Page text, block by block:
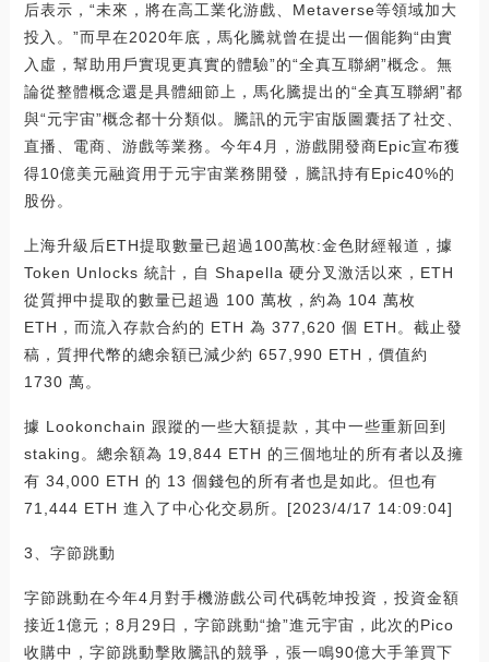
后表示，“未來，將在高工業化游戲、Metaverse等領域加大
投入。”而早在2020年底，馬化騰就曾在提出一個能夠“由實
入虛，幫助用戶實現更真實的體驗”的“全真互聯網”概念。無
論從整體概念還是具體細節上，馬化騰提出的“全真互聯網”都
與“元宇宙”概念都十分類似。騰訊的元宇宙版圖囊括了社交、
直播、電商、游戲等業務。今年4月，游戲開發商Epic宣布獲
得10億美元融資用于元宇宙業務開發，騰訊持有Epic40%的
股份。
上海升級后ETH提取數量已超過100萬枚:金色財經報道，據
Token Unlocks 統計，自 Shapella 硬分叉激活以來，ETH
從質押中提取的數量已超過 100 萬枚，約為 104 萬枚
ETH，而流入存款合約的 ETH 為 377,620 個 ETH。截止發
稿，質押代幣的總余額已減少約 657,990 ETH，價值約
1730 萬。
據 Lookonchain 跟蹤的一些大額提款，其中一些重新回到
staking。總余額為 19,844 ETH 的三個地址的所有者以及擁
有 34,000 ETH 的 13 個錢包的所有者也是如此。但也有
71,444 ETH 進入了中心化交易所。[2023/4/17 14:09:04]
3、字節跳動
字節跳動在今年4月對手機游戲公司代碼乾坤投資，投資金額
接近1億元；8月29日，字節跳動“搶”進元宇宙，此次的Pico
收購中，字節跳動擊敗騰訊的競爭，張一鳴90億大手筆買下